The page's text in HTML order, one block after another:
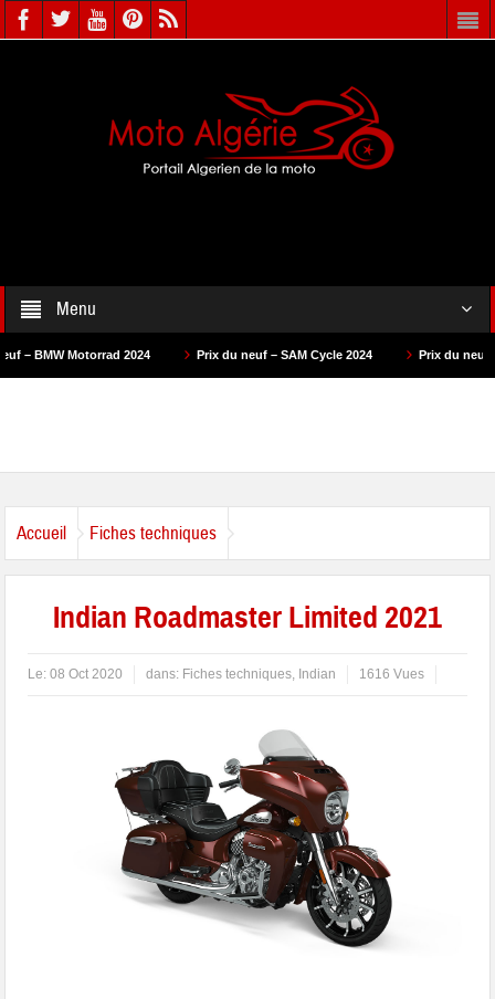
Menu
2024 Prix du neuf – SAM Cycle 2024 Prix du neuf – AS Motors
Accueil Fiches techniques
Indian Roadmaster Limited 2021
Le:08 Oct 2020 dans: Fiches techniques, Indian 1616 Vues